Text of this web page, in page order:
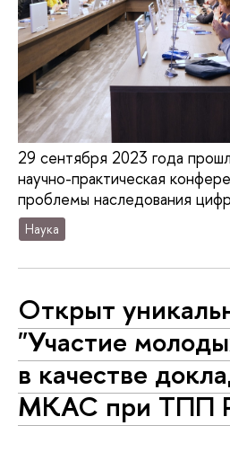
29 сентября 2023 года
научно-практическая
проблемы наследования
Наука
Открыт
"Участие
в качестве
МКАС при ТПП